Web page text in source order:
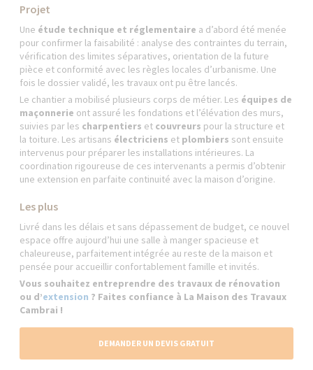
Projet
Une étude technique et réglementaire a d’abord été menée
pour confirmer la faisabilité : analyse des contraintes du terrain,
vérification des limites séparatives, orientation de la future
pièce et conformité avec les règles locales d’urbanisme. Une
fois le dossier validé, les travaux ont pu être lancés.
Le chantier a mobilisé plusieurs corps de métier. Les équipes de
maçonnerie ont assuré les fondations et l’élévation des murs,
suivies par les charpentiers et couvreurs pour la structure et
la toiture. Les artisans électriciens et plombiers sont ensuite
intervenus pour préparer les installations intérieures. La
coordination rigoureuse de ces intervenants a permis d’obtenir
une extension en parfaite continuité avec la maison d’origine.
Les plus
Livré dans les délais et sans dépassement de budget, ce nouvel
espace offre aujourd’hui une salle à manger spacieuse et
chaleureuse, parfaitement intégrée au reste de la maison et
pensée pour accueillir confortablement famille et invités.
Vous souhaitez entreprendre des travaux de rénovation
ou d’extension ? Faites confiance à La Maison des Travaux
Cambrai !
DEMANDER UN DEVIS GRATUIT